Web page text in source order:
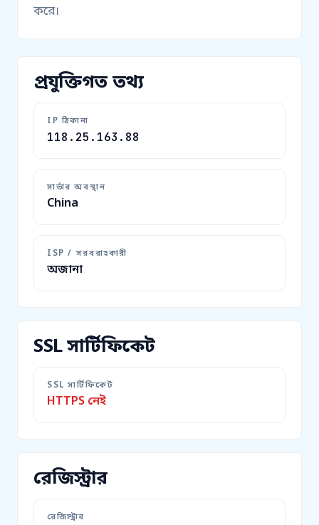
করে।
প্রযুক্তিগত তথ্য
IP ঠিকানা
118.25.163.88
সার্ভার অবস্থান
China
ISP / সরবরাহকারী
অজানা
SSL সার্টিফিকেট
SSL সার্টিফিকেট
HTTPS নেই
রেজিস্ট্রার
রেজিস্ট্রার